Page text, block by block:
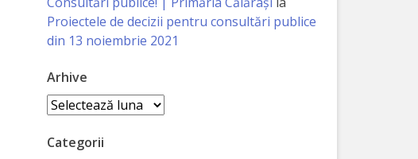
Proiectele de decizii pentru consultări publice
din 13 noiembrie 2021
Arhive
Arhive
Categorii